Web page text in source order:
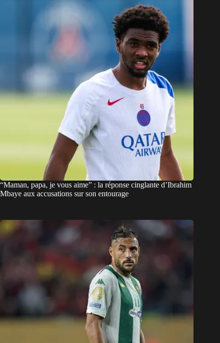
“Maman, papa, je vous aime” : la réponse cinglante d’Ibrahim
Mbaye aux accusations sur son entourage